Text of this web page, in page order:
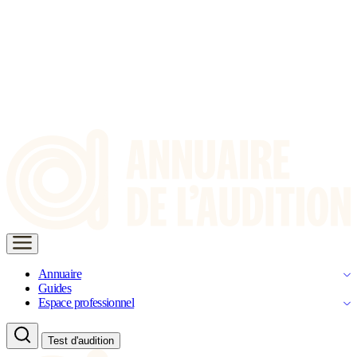
Annuaire
Guides
Espace professionnel
Test d'audition